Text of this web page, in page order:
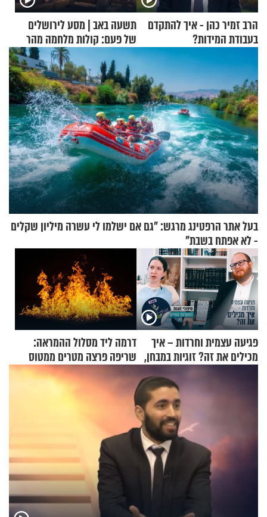
הרב זמיר כהן - איך להתקדם
בעבודת המידות?
תשעה באב | מסע לירושלים
של פעם: קולות מלחמה מהר
הזיתים
בעל אתר הרפטינג מרגש: "גם אם ישלמו לי עשרה מיליון שקלים
- לא אפתח בשבת"
פגיעה עצמית וחרדות – איך
מכילים את זה? זוגיות במבחן,
הפעם עם יהודית ואלתר כהן
דרמה ליד מסלול ההמראה:
שריפה פרצה מטרים ממטוס
מלא בנוסעים